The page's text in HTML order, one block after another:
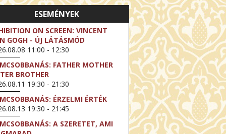
ESEMÉNYEK
ON SCREEN: VINCENT
GOGH - ÚJ LÁTÁSMÓD
11:00 - 12:30
FATHER MOTHER
BROTHER
19:30 - 21:30
ÉRZELMI ÉRTÉK
19:30 - 21:45
A SZERETET, AMI